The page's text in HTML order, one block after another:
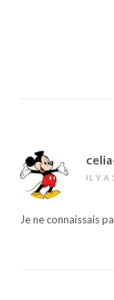
IL Y A
Je ne connaissais